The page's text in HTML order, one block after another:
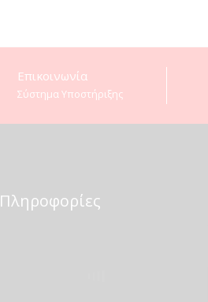
Eπικοινωνία
Σύστημα Υποστήριξης
Πληροφορίες